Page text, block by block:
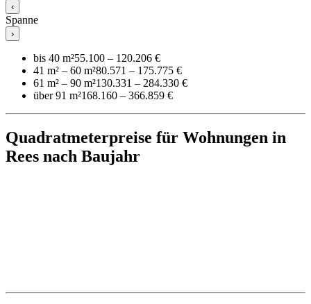
‹
Spanne
›
bis 40 m²55.100 – 120.206 €
41 m² – 60 m²80.571 – 175.775 €
61 m² – 90 m²130.331 – 284.330 €
über 91 m²168.160 – 366.859 €
Quadratmeterpreise für Wohnungen in
Rees nach Baujahr